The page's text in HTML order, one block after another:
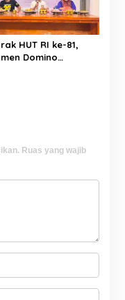
HUT RI ke-81,
Domino
Ruas yang wajib